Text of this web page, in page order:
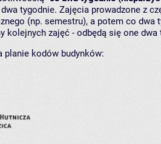
tygodnie. Zajęcia prowadzone z
(np. semestru), a potem co
kolejnych zajęć - odbędą się one
planie kodów budynków: